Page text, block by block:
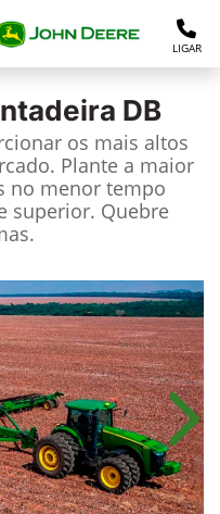
LIGAR
DB
os mais altos
Plante a maior
no menor tempo
superior. Quebre